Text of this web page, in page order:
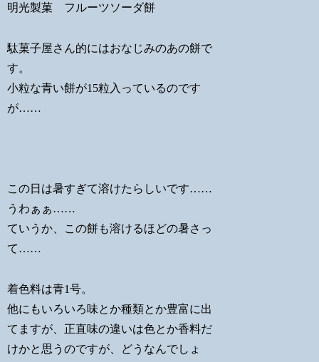
明光製菓 フルーツソーダ餅
駄菓子屋さん的にはおなじみのあの餅で
す。
小粒な青い餅が15粒入っているのです
が……
この日は暑すぎて溶けたらしいです……
うわぁぁ……
ていうか、この餅も溶けるほどの暑さっ
て……
着色料は青1号。
他にもいろいろ味とか種類とか豊富に出
てますが、正直味の違いは色とか香料だ
けかと思うのですが、どうなんでしょ